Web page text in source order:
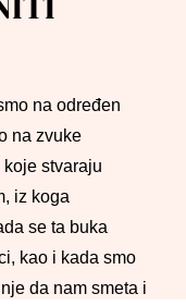
na određen
na zvuke
stvaraju
iz koga
se ta buka
kao i kada smo
da nam smeta i